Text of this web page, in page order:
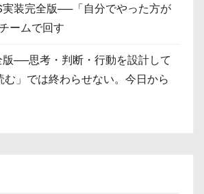
実装完全版──「自分でやった方が
ームで回す
──思考・判断・行動を設計して
む」では終わらせない。今日から